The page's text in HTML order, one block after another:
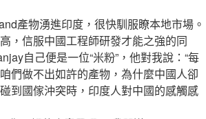
產物湧進印度，很快馴服瞭本地市場。
，信服中國工程師研發才能之強的同
自己便是一位“米粉”，他對我說：“每
們做不出如許的產物，為什麼中國人卻
到國傢沖突時，印度人對中國的感觸感